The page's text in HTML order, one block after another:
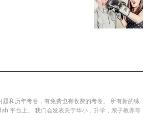
和历年考卷，有免费也有收费的考卷。 所有新的练
平台上。 我们会发表关于华小，升学，亲子教养等